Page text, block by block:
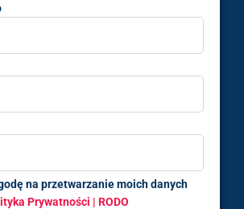
na przetwarzanie moich danych
Prywatności | RODO